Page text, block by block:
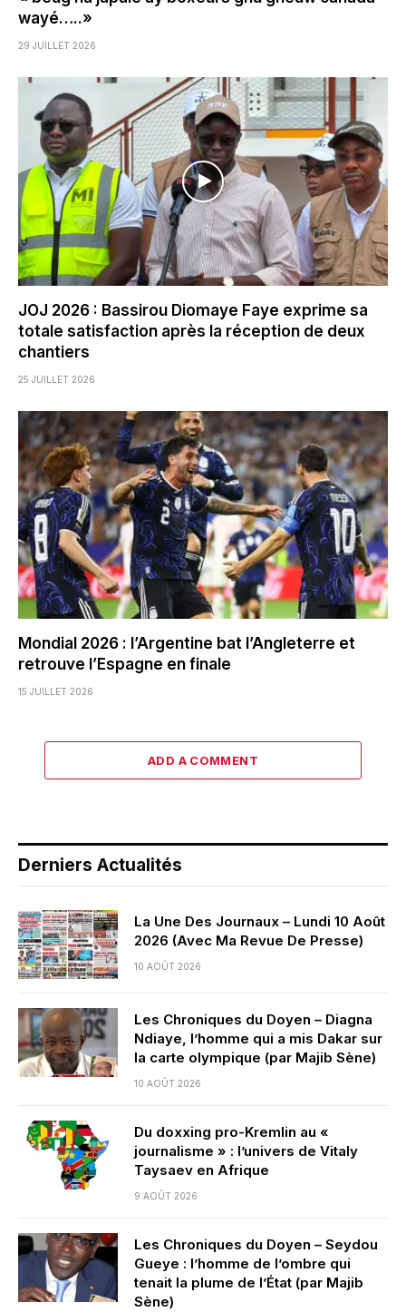
wayé…..»
29 JUILLET 2026
JOJ 2026 : Bassirou Diomaye Faye exprime sa
totale satisfaction après la réception de deux
chantiers
25 JUILLET 2026
Mondial 2026 : l’Argentine bat l’Angleterre et
retrouve l’Espagne en finale
15 JUILLET 2026
ADD A COMMENT
Derniers Actualités
La Une Des Journaux – Lundi 10 Août
2026 (Avec Ma Revue De Presse)
10 AOÛT 2026
Les Chroniques du Doyen – Diagna
Ndiaye, l’homme qui a mis Dakar sur
la carte olympique (par Majib Sène)
10 AOÛT 2026
Du doxxing pro-Kremlin au «
journalisme » : l’univers de Vitaly
Taysaev en Afrique
9 AOÛT 2026
Les Chroniques du Doyen – Seydou
Gueye : l’homme de l’ombre qui
tenait la plume de l’État (par Majib
Sène)